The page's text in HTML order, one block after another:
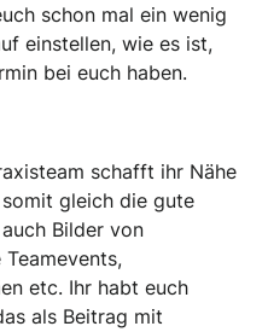
schon mal ein wenig
einstellen, wie es ist,
bei euch haben.
schafft ihr Nähe
gleich die gute
Bilder von
etc. Ihr habt euch
als Beitrag mit